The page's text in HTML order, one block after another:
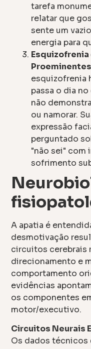
tarefa
relatar que
sente um
energia para
Proeminentes
esquizofrenia
passa o dia
não
ou namorar.
expressão
perguntado
"não sei" com
sofrimento
A apatia é
desmotivação
circuitos cerebrais
direcionamento e
comportamento
evidências
os componentes
motor/executivo.
Circuitos Neurais
Os dados técnicos